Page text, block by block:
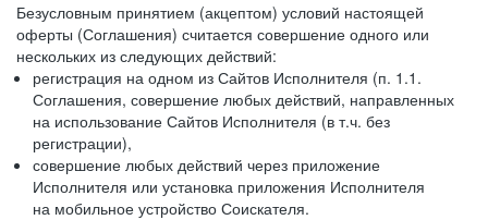
Безусловным принятием (акцептом) условий настоящей
оферты (Соглашения) считается совершение одного или
нескольких из следующих действий:
регистрация на одном из Сайтов Исполнителя (п. 1.1.
Соглашения, совершение любых действий, направленных
на использование Сайтов Исполнителя (в т.ч. без
регистрации),
совершение любых действий через приложение
Исполнителя или установка приложения Исполнителя
на мобильное устройство Соискателя.